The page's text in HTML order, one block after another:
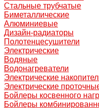
Стальные трубчатые
Биметаллические
Алюминиевые
Дизайн-радиаторы
Полотенцесушители
Электрические
Водяные
Водонагреватели
Электрические
Электрические
Бойлеры косвенного
Бойлеры